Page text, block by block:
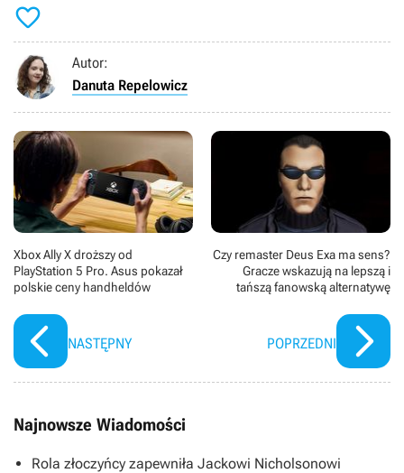

Autor:
Danuta Repelowicz
Xbox Ally X droższy od
PlayStation 5 Pro. Asus pokazał
polskie ceny handheldów
NASTĘPNY
Czy remaster Deus Exa ma sens?
Gracze wskazują na lepszą i
tańszą fanowską alternatywę
POPRZEDNI
Najnowsze Wiadomości
Rola złoczyńcy zapewniła Jackowi Nicholsonowi